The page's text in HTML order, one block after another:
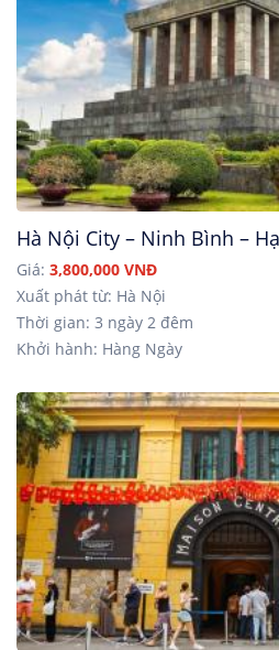
Hà Nội City – Ninh Bình –
Giá: 3,800,000 VNĐ
Xuất phát từ: Hà Nội
Thời gian: 3 ngày 2 đêm
Khởi hành: Hàng Ngày